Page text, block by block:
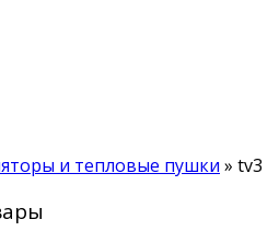
и тепловые пушки » tv3